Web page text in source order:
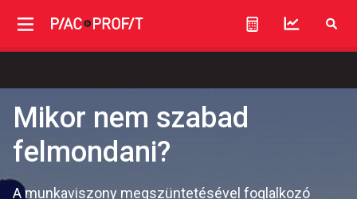
Mikor nem szabad
felmondani?
A munkaviszony megszüntetésével foglalkozó